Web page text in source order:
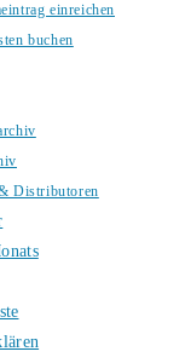
einreichen
buchen
Distributoren